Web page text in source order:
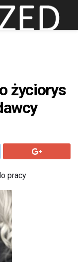
życiorys
pracy